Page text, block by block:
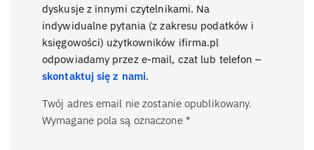
dyskusje z innymi czytelnikami. Na
indywidualne pytania (z zakresu podatków i
księgowości) użytkowników ifirma.pl
odpowiadamy przez e-mail, czat lub telefon –
skontaktuj się z nami.
Twój adres email nie zostanie opublikowany.
Wymagane pola są oznaczone *